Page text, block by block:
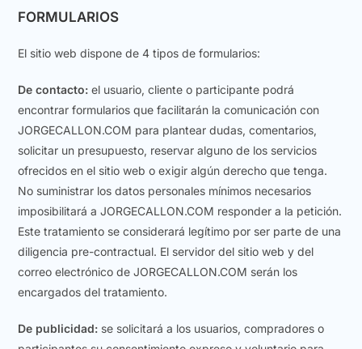
FORMULARIOS
El sitio web dispone de 4 tipos de formularios:
De contacto: el usuario, cliente o participante podrá
encontrar formularios que facilitarán la comunicación con
JORGECALLON.COM para plantear dudas, comentarios,
solicitar un presupuesto, reservar alguno de los servicios
ofrecidos en el sitio web o exigir algún derecho que tenga.
No suministrar los datos personales mínimos necesarios
imposibilitará a JORGECALLON.COM responder a la petición.
Este tratamiento se considerará legítimo por ser parte de una
diligencia pre-contractual. El servidor del sitio web y del
correo electrónico de JORGECALLON.COM serán los
encargados del tratamiento.
De publicidad: se solicitará a los usuarios, compradores o